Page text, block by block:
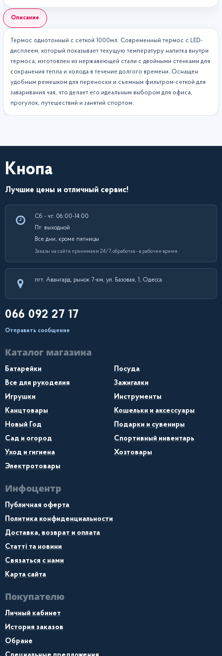
Описание
Термос однотонный с сеткой 1000мл. Современный термос с LED-
дисплеем, который показывает текущую температуру напитка внутри
термоса, изготовлен из нержавеющей стали с двойными стенками для
сохранения тепла и холода в течение долгого времени. Оснащен
удобным ремешком для переноски и съемным фильтром-сеткой для
заваривания чая, что делает его идеальным выбором для офиса,
прогулок, путешествий и занятий спортом.
Кнопа
Лучшие цены и отличный сервис!
Сб - чт: 06:00-14:00
Пт: выходной
Все дни, кроме пятницы
Заказы на сайте принимаем 24/7, обработка - в рабочее время.
пгт. Авангард, рынок 7-км, ул. Базовая, 1, Одесса
066 092 27 17
Отправить сообщение
Каталог магазина
Батарейки
Посуда
Все для рукоделия
Зажигалки
Игрушки
Инструменты
Канцтовары
Кошельки и аксессуары
Новый Год
Подарки и сувениры
Сад и огород
Спортивный инвентарь
Уход и гигиена
Хозтовары
Электротовары
Инфоцентр
Публичная оферта
Политика конфиденциальности
Доставка, возврат и оплата
Статті та новини
Связаться с нами
Карта сайта
Покупателю
Личный кабинет
История заказов
Обране